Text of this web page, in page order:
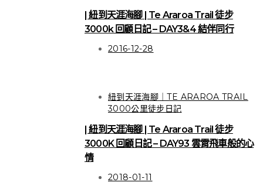
| 紐到天涯海腳 | Te Araroa Trail 徒步
3000k 回顧日記 – DAY3&4 結伴同行
2016-12-28
紐到天涯海腳｜TE ARAROA TRAIL
3000公里徒步日記
| 紐到天涯海腳 | Te Araroa Trail 徒步
3000K 回顧日記 – DAY93 雲霄飛車般的心
情
2018-01-11